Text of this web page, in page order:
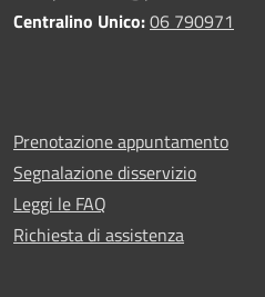
Centralino Unico:06 790971
Prenotazione appuntamento
Segnalazione disservizio
Leggi le FAQ
Richiesta di assistenza